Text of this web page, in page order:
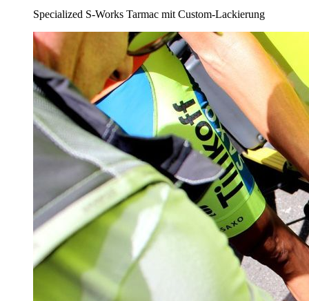
Specialized S-Works Tarmac mit Custom-Lackierung